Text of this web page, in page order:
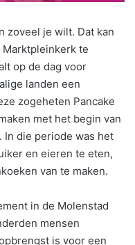
zoveel je wilt. Dat kan
te
op de dag voor
landen een
zogeheten Pancake
met het begin van
In die periode was het
en eieren te eten,
van te maken.
in de Molenstad
mensen
is voor een